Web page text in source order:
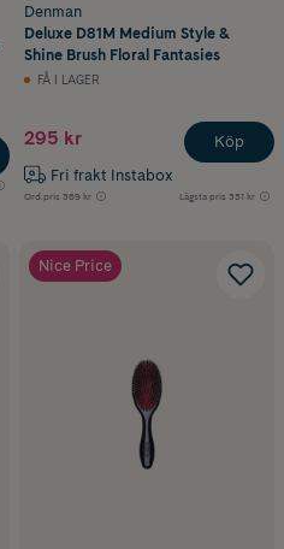
Denman
Deluxe D81M Medium Style &
Shine Brush Floral Fantasies
FÅ I LAGER
295 kr
Fri frakt Instabox
Ord.pris 369 kr Lägsta pris 351 kr
Köp
Nice Price